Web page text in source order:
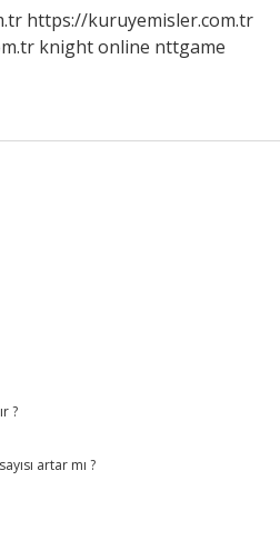
https://kuruyemisler.com.tr
knight online nttgame
?
artar mı ?